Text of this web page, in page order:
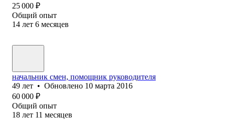
25 000 ₽
Общий опыт
14 лет 6 месяцев
начальник смен, помощник руководителя
49 лет • Обновлено 10 марта 2016
60 000 ₽
Общий опыт
18 лет 11 месяцев